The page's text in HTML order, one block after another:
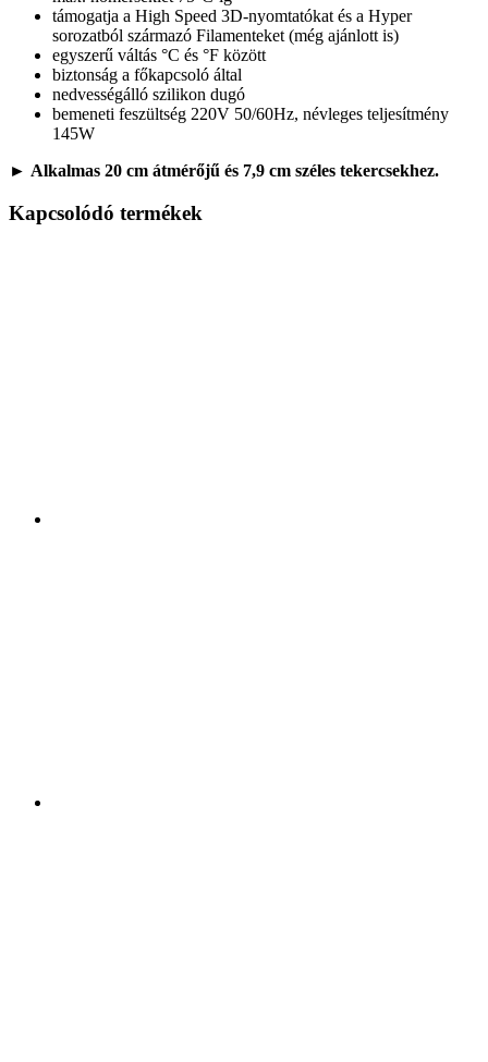
támogatja a High Speed 3D-nyomtatókat és a Hyper
sorozatból származó Filamenteket (még ajánlott is)
egyszerű váltás °C és °F között
biztonság a főkapcsoló által
nedvességálló szilikon dugó
bemeneti feszültség 220V 50/60Hz, névleges teljesítmény
145W
► Alkalmas 20 cm átmérőjű és 7,9 cm széles tekercsekhez.
Kapcsolódó termékek